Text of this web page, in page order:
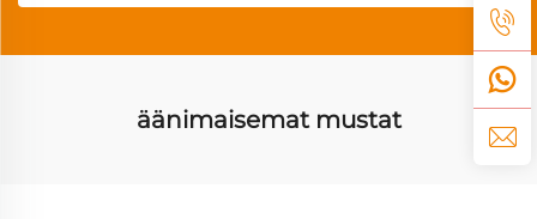
äänimaisemat mustat